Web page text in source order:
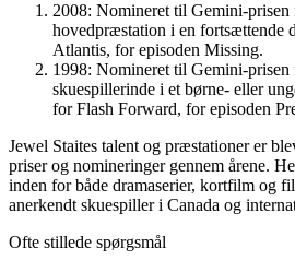
2008: Nomineret til Gemini-
hovedpræstation i en fortsættende
Atlantis, for episoden Missing.
1998: Nomineret til Gemini-
skuespillerinde i et børne- eller
for Flash Forward, for episoden
Jewel Staites talent og præstationer er
priser og nomineringer gennem årene.
inden for både dramaserier, kortfilm og
anerkendt skuespiller i Canada og
Ofte stillede spørgsmål